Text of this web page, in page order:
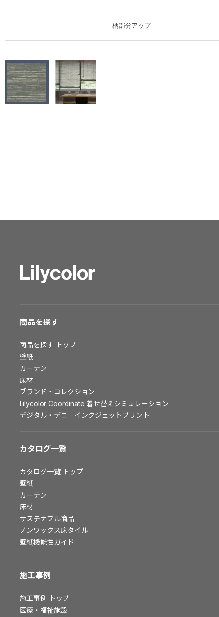
モデルハウス
新築戸建・マンション
#リリカラのある暮らし
大阪ショールーム
仙台ショールーム
お客様サポート
お客様サポート トップ
資料ダウンロード
画像ダウンロード
動画一覧
お手入れ便利帳
お役立ち資料
お問い合わせ（一般のお客様）
よくあるご質問
非住宅案件に関するお問い合わせ
事業紹介
スペースソリューション事業
ファシリティソリューション事業
不動産投資開発事業
柄部分アップ
商品を探す
商品を探す トップ
壁紙
カーテン
床材
ブランド・コレクション
Lilycolor Coordinate 着せ替えシミュレーション
デジタル・デコ インクジェットプリント
カタログ一覧
カタログ一覧 トップ
壁紙
カーテン
床材
サステナブル商品
ノンワックス床タイル
壁紙機能性ガイド
施工事例
施工事例 トップ
医療・福祉施設